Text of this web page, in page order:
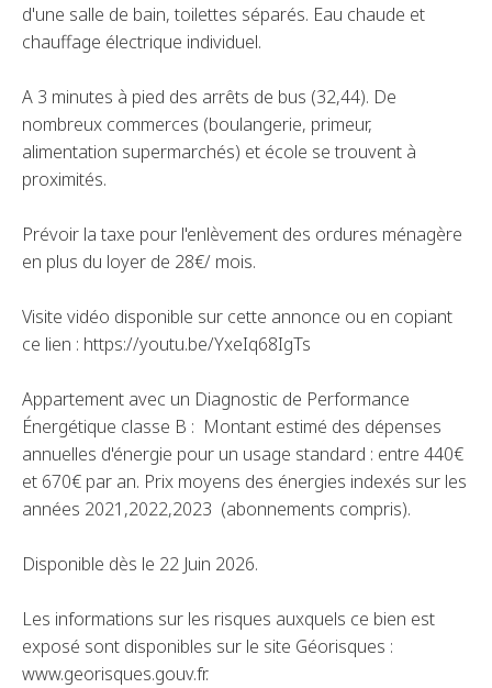
d'une salle de bain, toilettes séparés. Eau chaude et
chauffage électrique individuel.
A 3 minutes à pied des arrêts de bus (32,44). De
nombreux commerces (boulangerie, primeur,
alimentation supermarchés) et école se trouvent à
proximités.
Prévoir la taxe pour l'enlèvement des ordures ménagère
en plus du loyer de 28€/ mois.
Visite vidéo disponible sur cette annonce ou en copiant
ce lien : https://youtu.be/YxeIq68IgTs
Appartement avec un Diagnostic de Performance
Énergétique classe B : Montant estimé des dépenses
annuelles d'énergie pour un usage standard : entre 440€
et 670€ par an. Prix moyens des énergies indexés sur les
années 2021,2022,2023 (abonnements compris).
Disponible dès le 22 Juin 2026.
Les informations sur les risques auxquels ce bien est
exposé sont disponibles sur le site Géorisques :
www.georisques.gouv.fr.